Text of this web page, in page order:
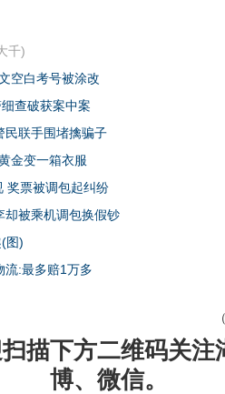
千)
空白考号被涂改
查破获案中案
民联手围堵擒骗子
金变一箱衣服
奖票被调包起纠纷
却被乘机调包换假钞
图)
流:最多赔1万多
描下方二维码关注
博、微信。